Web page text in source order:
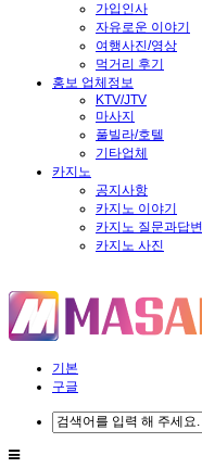
가입인사
자유로운 이야기
여행사진/영상
먹거리 후기
홍보 업체정보
KTV/JTV
마사지
풀빌라/호텔
기타업체
카지노
공지사항
카지노 이야기
카지노 질문과답변
카지노 사진
기본
구글